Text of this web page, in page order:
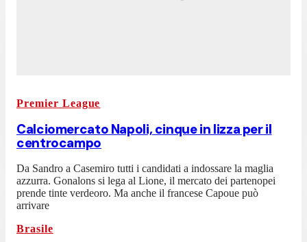
Premier League
Calciomercato Napoli, cinque in lizza per il
centrocampo
Da Sandro a Casemiro tutti i candidati a indossare la maglia
azzurra. Gonalons si lega al Lione, il mercato dei partenopei
prende tinte verdeoro. Ma anche il francese Capoue può
arrivare
Brasile